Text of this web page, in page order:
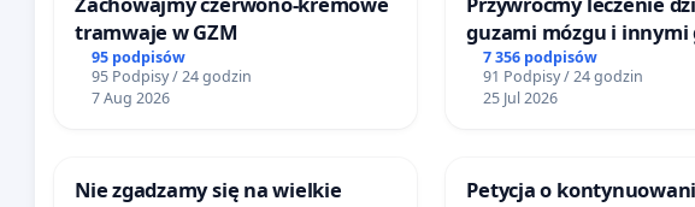
tramwaje w GZM
95 podpisów
95 Podpisy / 24 godzin
7 Aug 2026
guzami mózgu i innymi
litymi do Górnośląskiego
Centrum Zdrowia
Katowicach
7 356 podpisów
91 Podpisy / 24 godzin
25 Jul 2026
Nie zgadzamy się na wielkie
Petycja o